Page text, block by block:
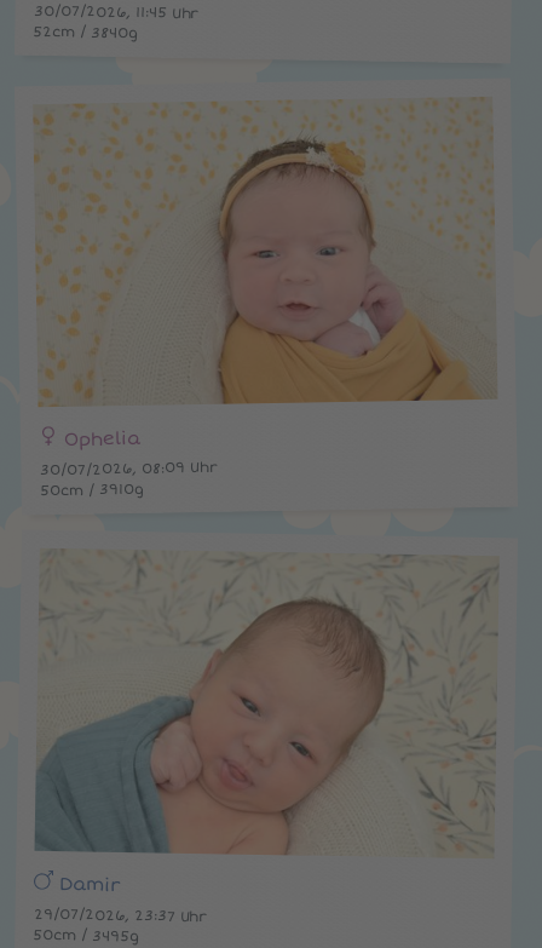
30/07/2026, 11:45 Uhr
52cm / 3840g
Ophelia
30/07/2026, 08:09 Uhr
50cm / 3910g
Damir
29/07/2026, 23:37 Uhr
50cm / 3495g